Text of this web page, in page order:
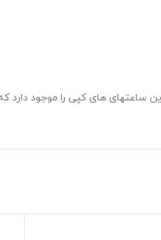
ساعتهای های کپی را موجود دارد